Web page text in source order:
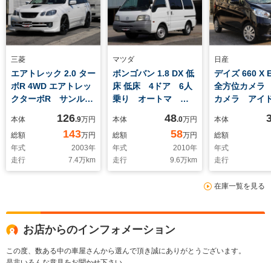
三菱
エアトレック 2.0 ター
ボR 4WD エアトレッ
クターボR サンルー
ETC レーダー エア
ロ マフラー 社外
18インチAW サブウ
ーハー 電動格納ミラ
ー キーレス テレ
リモコン
本体 126.9万円
総額
143万円
年式
2003年
走行
7.4万km
マツダ
ボンゴバン 1.8 DX 低
床 低床 4ドア 6人
乗り オートマ
ダー エアコン パワ
ステ
本体 48.0万円
総額
58万円
年式
2010年
走行
9.6万km
日産
デイズ 660
全方位カメラ
カメラ アイ
ラー ウィン
ー ナビ テ
マートキー
スタート ド
ー
本体
総額
年式
走行
在庫一覧を見る
お店からのインフォメーション
この度、数ある中の車屋さんから選んで頂き誠にありがとうございます。